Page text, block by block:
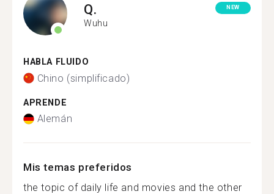
Q.
Wuhu
NEW
HABLA FLUIDO
Chino (simplificado)
APRENDE
Alemán
Mis temas preferidos
the topic of daily life and movies and the other